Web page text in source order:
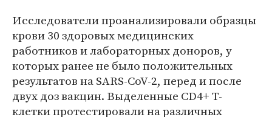
Исследователи проанализировали образцы
крови 30 здоровых медицинских
работников и лабораторных доноров, у
которых ранее не было положительных
результатов на SARS-CoV-2, перед и после
двух доз вакцин. Выделенные CD4+ Т-
клетки протестировали на различных